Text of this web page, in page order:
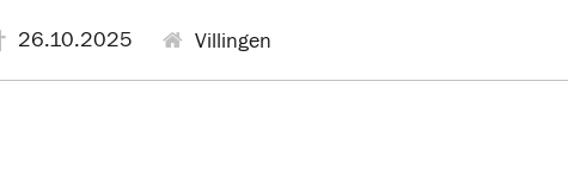
26.10.2025 Villingen